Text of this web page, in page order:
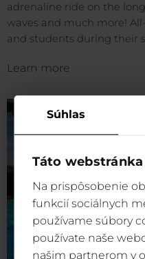
Súhlas
Táto
Na prispôsobenie
funkcií sociálnych
používame súbory
používate naše
našim partnerom v
adrenaline ride on the
waves and much more!
and students during their
Learn more